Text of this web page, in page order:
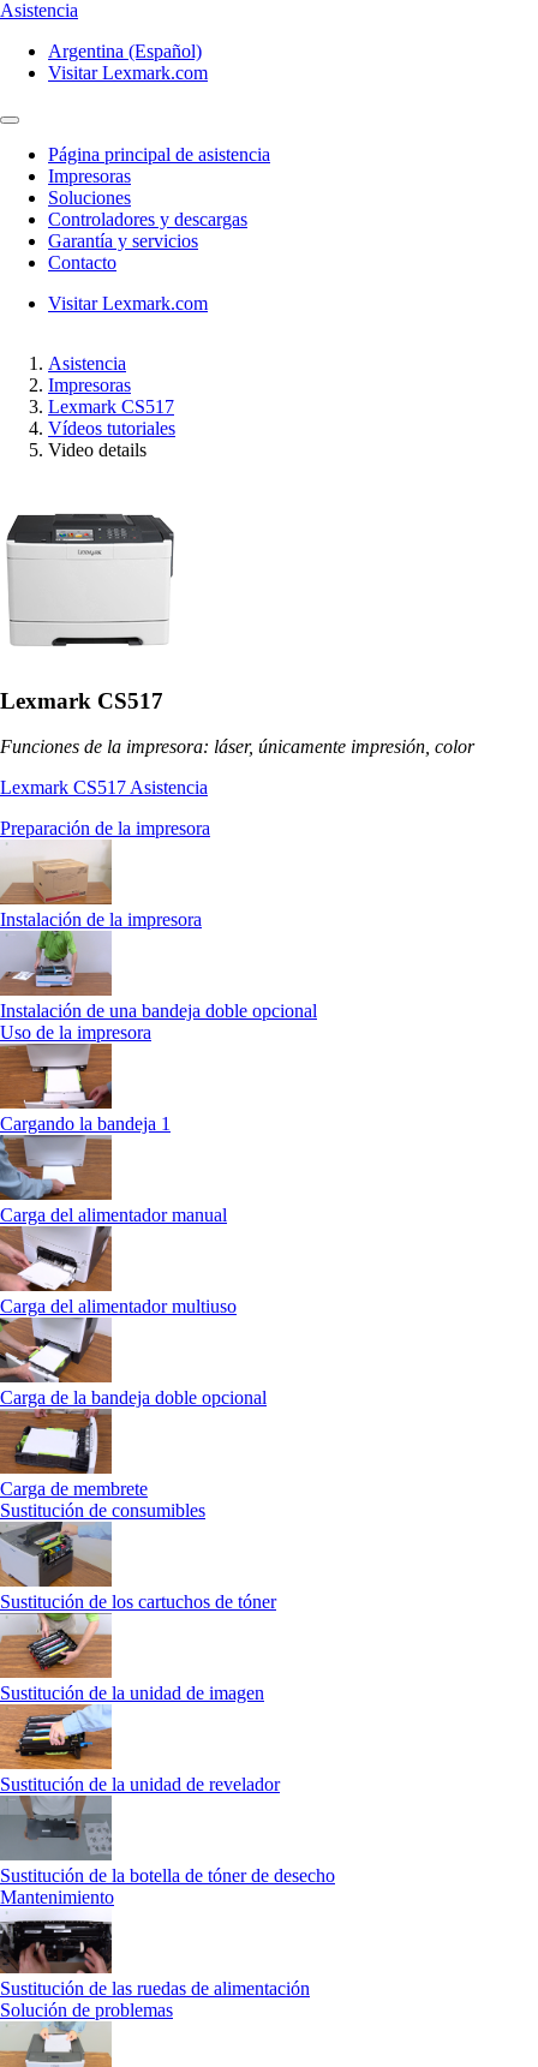
Asistencia
Argentina (Español)
Visitar Lexmark.com
Página principal de asistencia
Impresoras
Soluciones
Controladores y descargas
Garantía y servicios
Contacto
Visitar Lexmark.com
Asistencia
Impresoras
Lexmark CS517
Vídeos tutoriales
Video details
Lexmark CS517
Funciones de la impresora: láser, únicamente impresión, color
Lexmark CS517 Asistencia
Preparación de la impresora
Instalación de la impresora
Instalación de una bandeja doble opcional
Uso de la impresora
Cargando la bandeja 1
Carga del alimentador manual
Carga del alimentador multiuso
Carga de la bandeja doble opcional
Carga de membrete
Sustitución de consumibles
Sustitución de los cartuchos de tóner
Sustitución de la unidad de imagen
Sustitución de la unidad de revelador
Sustitución de la botella de tóner de desecho
Mantenimiento
Sustitución de las ruedas de alimentación
Solución de problemas